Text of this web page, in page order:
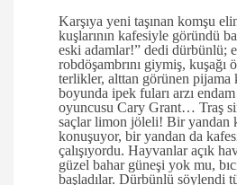
Karşıya yeni taşınan komşu
kuşlarının kafesiyle göründü
eski adamlar!” dedi dürbünlü;
robdöşambrını giymiş, kuşağı
terlikler, alttan görünen pijama
boyunda ipek fuları arzı
oyuncusu Cary Grant… Traş
saçlar limon jöleli! Bir yandan
konuşuyor, bir yandan da
çalışıyordu. Hayvanlar açık
güzel bahar güneşi yok mu,
başladılar. Dürbünlü söylendi